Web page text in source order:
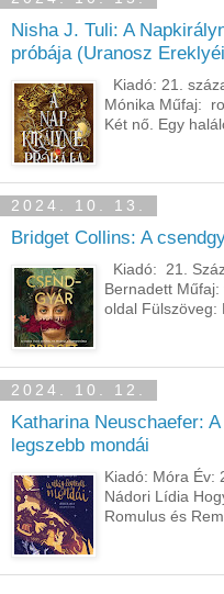
Nisha J. Tuli: A
próbája (Uranosz
Kiadó: 21.
Mónika Műfaj:
Két nő. Egy
2024. 10. 13.
Bridget Collins: A
Kiadó: 21.
Bernadett
oldal Fülszöveg:
2024. 10. 12.
Katharina Neuschaefer:
legszebb mondái
Kiadó: Móra Év:
Nádori Lídia
Romulus és